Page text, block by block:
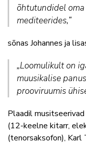
õhtutundidel
mediteerides,”
sõnas Johannes ja
„Loomulikult on
muusikalise
prooviruumis
Plaadil
(12-keelne kitarr,
(tenorsaksofon), Karl